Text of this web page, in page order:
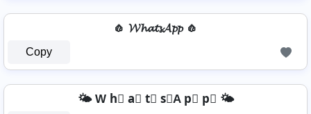
🧄 𝓦𝓱𝓪𝓽𝓼𝓐𝓹𝓹 🧄
Copy
🌤️ W h⃣ a⃣ t⃣ s⃣A p⃣ p⃣ 🌤️